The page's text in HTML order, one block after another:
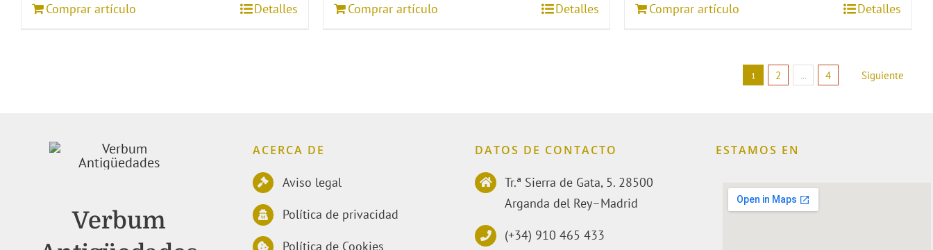
Comprar artículo Detalles Comprar artículo Detalles Comprar artículo Detalles
1 2 4 Siguiente
Verbum
ACERCA DE
Aviso legal
Política de privacidad
Política de Cookies
DATOS DE CONTACTO
Tr.ª Sierra de Gata, 5. 28500
Arganda del Rey–Madrid
(+34) 910 465 433
ESTAMOS EN